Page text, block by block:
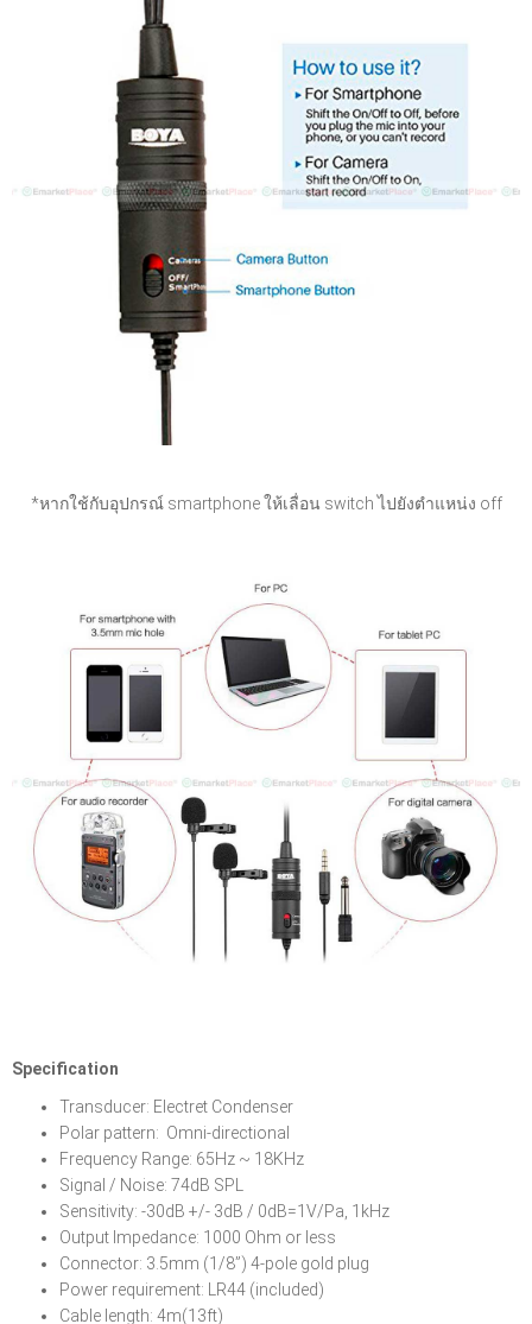
*หากใช้กับอุปกรณ์ smartphone ให้เลื่อน switch ไปยังตำแหน่ง off
Specification
Transducer: Electret Condenser
Polar pattern: Omni-directional
Frequency Range: 65Hz ~ 18KHz
Signal / Noise: 74dB SPL
Sensitivity: -30dB +/- 3dB / 0dB=1V/Pa, 1kHz
Output Impedance: 1000 Ohm or less
Connector: 3.5mm (1/8”) 4-pole gold plug
Power requirement: LR44 (included)
Cable length: 4m(13ft)